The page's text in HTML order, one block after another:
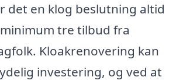
det en klog beslutning altid
tre tilbud fra
Kloakrenovering kan
investering, og ved at